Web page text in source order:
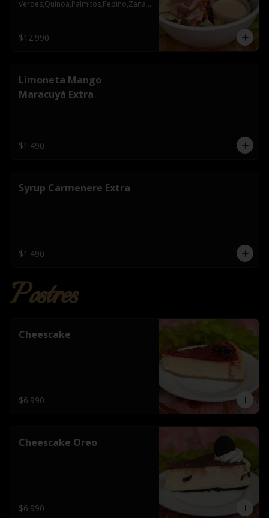
Verdes,Quinoa,Palmitos,Pepino,Zanah
$12.990
Limoneta Mango
Maracuyá Extra
$1.490
Syrup Carmenere Extra
$1.490
Postres
Cheescake
$6.990
Cheescake Oreo
$6.990